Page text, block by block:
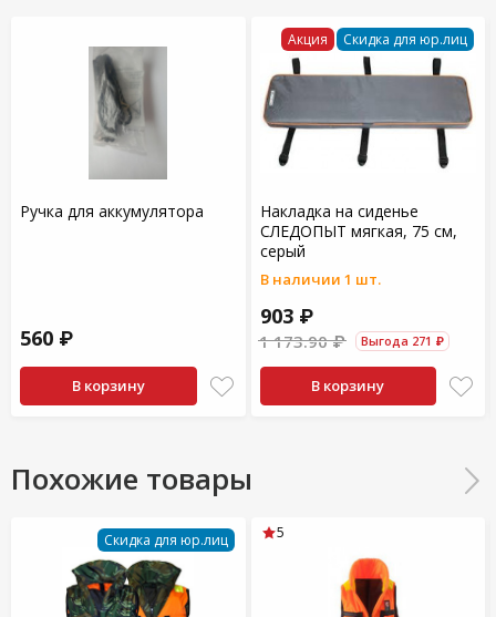
Ручка для аккумулятора
560 ₽
В корзину
Акция Скидка для юр.лиц
Накладка на сиденье
СЛЕДОПЫТ мягкая, 75 см,
серый
В наличии 1 шт.
903 ₽
1 173.90 ₽ Выгода 271 ₽
В корзину
Похожие товары
Скидка для юр.лиц 5